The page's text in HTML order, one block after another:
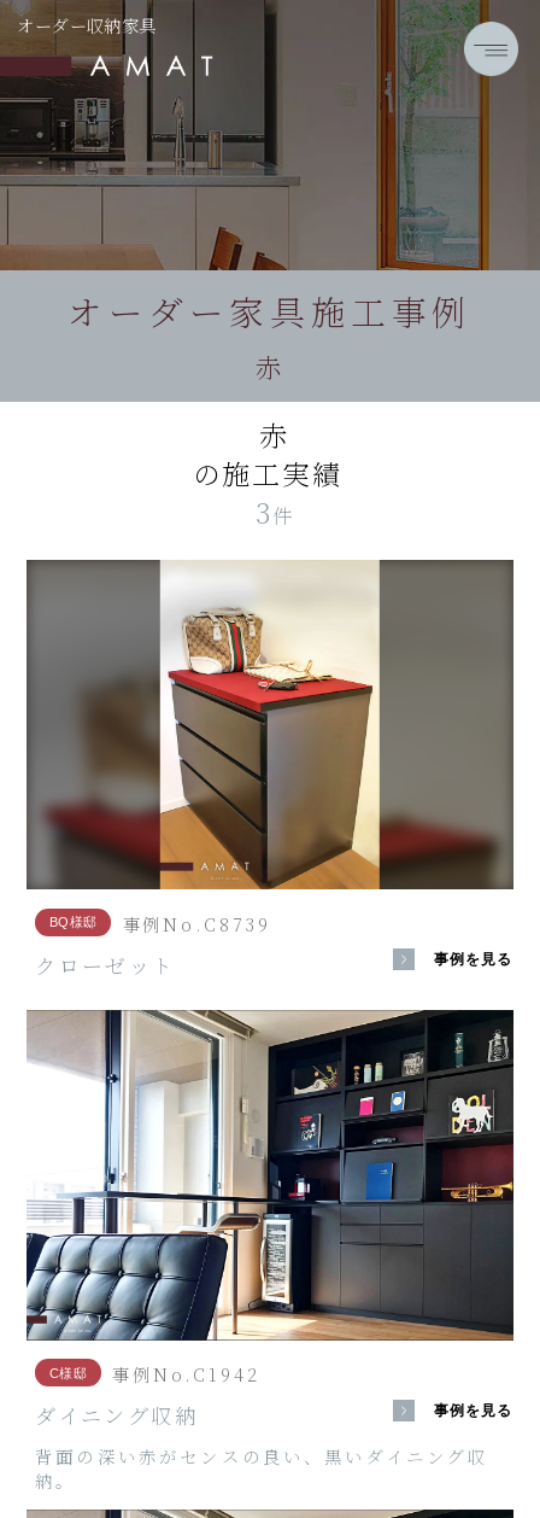
オーダー収納家具
オーダー家具施工事例
赤
赤
の施工実績
3件
BQ様邸 事例No.C8739
クローゼット 事例を見る
C様邸 事例No.C1942
ダイニング収納 事例を見る
背面の深い赤がセンスの良い、黒いダイニング収
納。